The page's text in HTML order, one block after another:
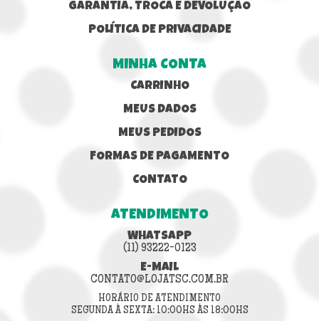
GARANTIA, TROCA E DEVOLUÇÃO
POLÍTICA DE PRIVACIDADE
MINHA CONTA
CARRINHO
MEUS DADOS
MEUS PEDIDOS
FORMAS DE PAGAMENTO
CONTATO
ATENDIMENTO
WHATSAPP
(11) 93222-0123
E-MAIL
CONTATO@LOJATSC.COM.BR
HORÁRIO DE ATENDIMENTO
SEGUNDA À SEXTA: 10:00HS ÀS 18:00HS